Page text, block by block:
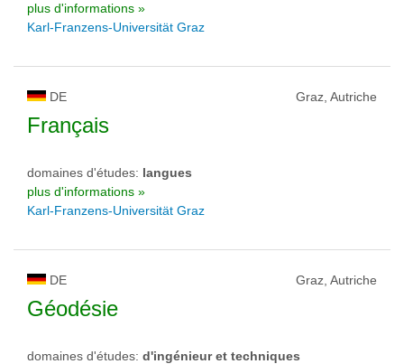
plus d'informations »
Karl-Franzens-Universität Graz
DE Graz, Autriche
Français
domaines d'études: langues
plus d'informations »
Karl-Franzens-Universität Graz
DE Graz, Autriche
Géodésie
domaines d'études: d'ingénieur et techniques